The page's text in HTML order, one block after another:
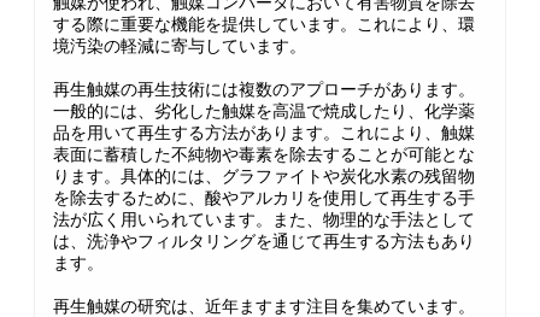
する際に重要な機能を提供しています。これにより、環
境汚染の軽減に寄与しています。
再生触媒の再生技術には複数のアプローチがあります。
一般的には、劣化した触媒を高温で焼成したり、化学薬
品を用いて再生する方法があります。これにより、触媒
表面に蓄積した不純物や毒素を除去することが可能とな
ります。具体的には、グラファイトや炭化水素の残留物
を除去するために、酸やアルカリを使用して再生する手
法が広く用いられています。また、物理的な手法として
は、洗浄やフィルタリングを通じて再生する方法もあり
ます。
再生触媒の研究は、近年ますます注目を集めています。